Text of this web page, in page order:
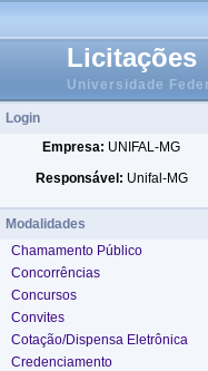
Licitações
Universidade
Login
Empresa: UNIFAL-MG
Responsável: Unifal-MG
Modalidades
Chamamento Público
Concorrências
Concursos
Convites
Cotação/Dispensa Eletrônica
Credenciamento